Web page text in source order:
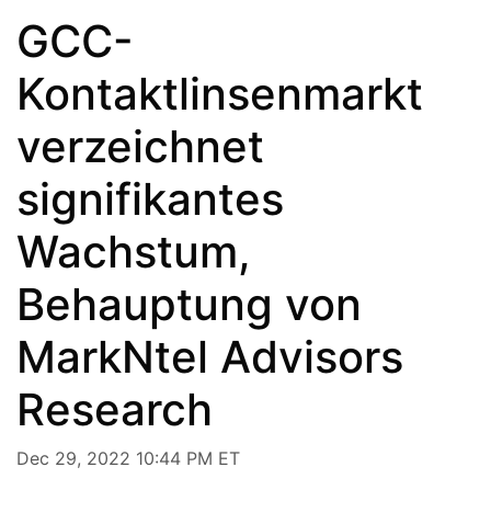
GCC-
Kontaktlinsenmarkt
verzeichnet
signifikantes
Wachstum,
Behauptung von
MarkNtel Advisors
Research
Dec 29, 2022 10:44 PM ET